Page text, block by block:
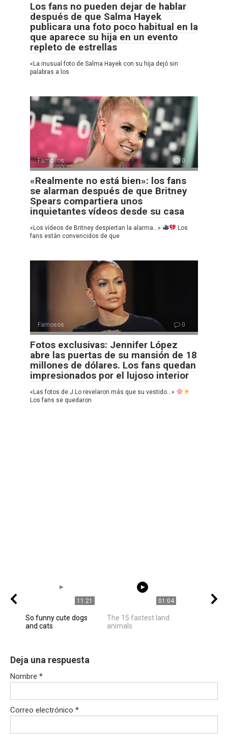
Los fans no pueden dejar de hablar
después de que Salma Hayek
publicara una foto poco habitual en la
que aparece su hija en un evento
repleto de estrellas
«La inusual foto de Salma Hayek con su hija dejó sin
palabras a los
Famosos 0
«Realmente no está bien»: los fans
se alarman después de que Britney
Spears compartiera unos
inquietantes vídeos desde su casa
«Los vídeos de Britney despiertan la alarma…»
Los
fans están convencidos de que
Famosos 0
Fotos exclusivas: Jennifer López
abre las puertas de su mansión de 18
millones de dólares. Los fans quedan
impresionados por el lujoso interior
«Las fotos de J.Lo revelaron más que su vestido…»
Los fans se quedaron
11:21
So funny cute dogs
and cats
01:04
The 15 fastest land
animals
Deja una respuesta
Nombre *
Correo electrónico *